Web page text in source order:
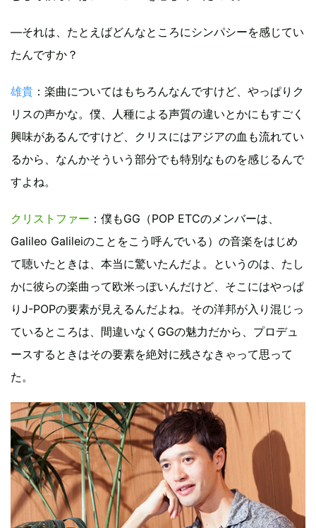
―それは、たとえばどんなところにシンパシーを感じてい
たんですか？
雄貴 ：楽曲についてはもちろんなんですけど、やっぱりク
リスの声かな。僕、人種による声質の違いとかにもすごく
興味があるんですけど、クリスにはアジアの血も流れてい
るから、なんかそういう部分でも特別なものを感じるんで
すよね。
クリストファー ：僕もGG（POP ETCのメンバーは、
Galileo Galileiのことをこう呼んでいる）の音楽をはじめ
て聴いたときは、本当に驚いたんだよ。というのは、たし
かに彼らの楽曲って欧米っぽいんだけど、そこにはやっぱ
りJ-POPの要素が見えるんだよね。その洋邦が入り混じっ
ているところは、間違いなくGGの魅力だから、プロデュ
ースするときはその要素を絶対に残さなきゃって思って
た。